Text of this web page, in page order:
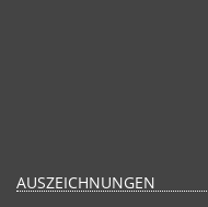
AUSZEICHNUNGEN